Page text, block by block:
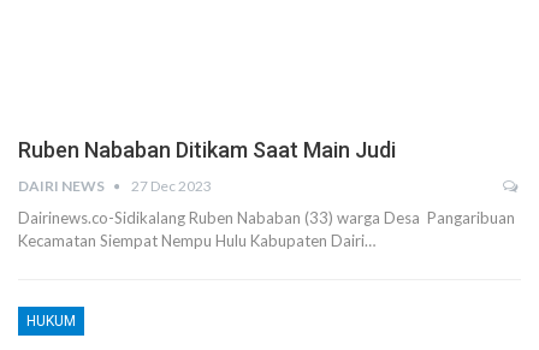
Ruben Nababan Ditikam Saat Main Judi
DAIRI NEWS 27 Dec 2023
Dairinews.co-Sidikalang Ruben Nababan (33) warga Desa Pangaribuan
Kecamatan Siempat Nempu Hulu Kabupaten Dairi…
HUKUM